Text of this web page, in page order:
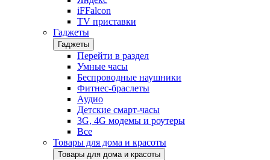
iFFalcon
TV приставки
Гаджеты
Гаджеты
Перейти в раздел
Умные часы
Беспроводные наушники
Фитнес-браслеты
Аудио
Детские смарт-часы
3G, 4G модемы и роутеры
Все
Товары для дома и красоты
Товары для дома и красоты